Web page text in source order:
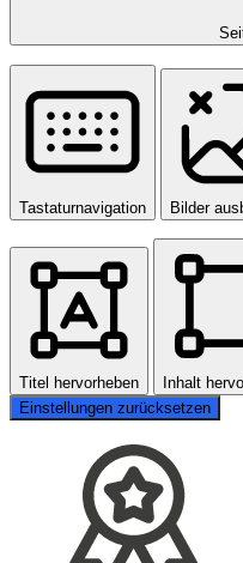
Tastaturnavigation Bilder
Titel hervorheben Inhalt
Einstellungen zurücksetzen